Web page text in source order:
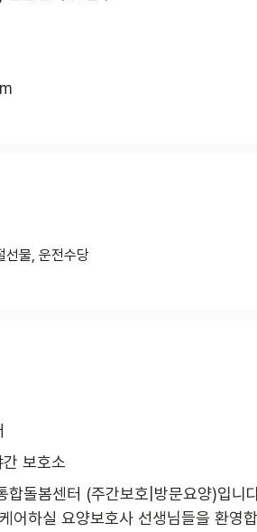
선물, 운전수당
보호소
합돌봄센터 (주간보호|방문요양)입니